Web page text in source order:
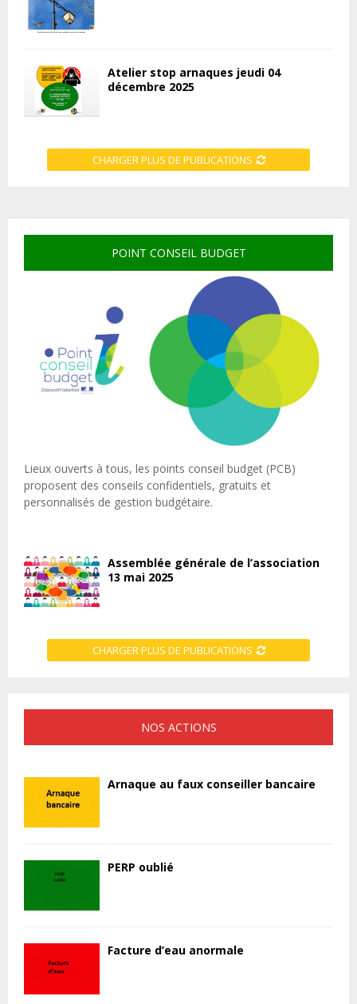
Atelier stop arnaques jeudi 04
décembre 2025
CHARGER PLUS DE PUBLICATIONS
POINT CONSEIL BUDGET
Lieux ouverts à tous, les points conseil budget (PCB)
proposent des conseils confidentiels, gratuits et
personnalisés de gestion budgétaire.
Assemblée générale de l’association
13 mai 2025
CHARGER PLUS DE PUBLICATIONS
NOS ACTIONS
Arnaque au faux conseiller bancaire
PERP oublié
Facture d’eau anormale